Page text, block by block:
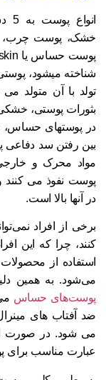
پوست چرب،
میشود، پوستی
با آن متولد می
پوستی، خشکی و
پوستهای حساس،
رفتن سد دفاعی
محرک و خارجی
نفوذ می کنند و
آنها بالا است.
از افراد
چرا که این
از محصولات
به همین دلیل
حساس
آفتاب های
شود. در صورت
مناسب برای